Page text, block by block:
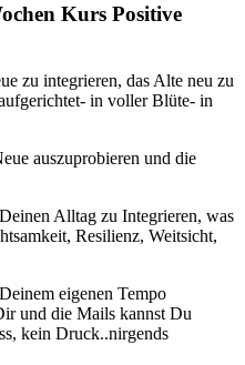
Kurs Positive
zu integrieren, das Alte neu zu
in voller Blüte- in
auszuprobieren und die
Alltag zu Integrieren, was
Resilienz, Weitsicht,
eigenen Tempo
und die Mails kannst Du
kein Druck..nirgends